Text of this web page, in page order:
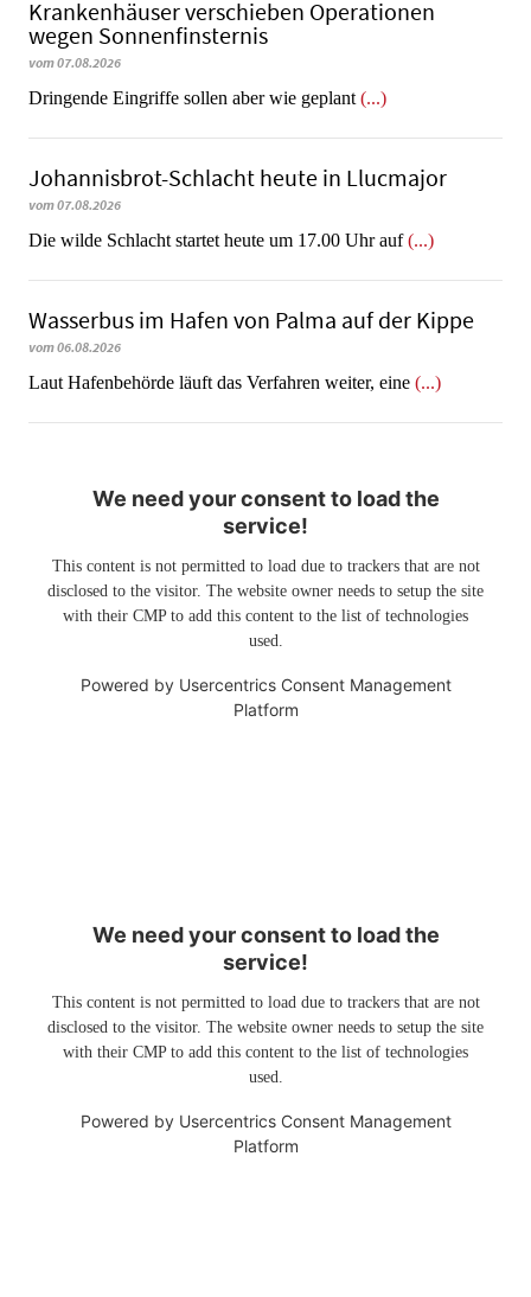
Krankenhäuser verschieben Operationen
wegen Sonnenfinsternis
vom 07.08.2026
Dringende Eingriffe sollen aber wie geplant (...)
Johannisbrot-Schlacht heute in Llucmajor
vom 07.08.2026
Die wilde Schlacht startet heute um 17.00 Uhr auf(...)
Wasserbus im Hafen von Palma auf der Kippe
vom 06.08.2026
Laut Hafenbehörde läuft das Verfahren weiter, eine (...)
We need your consent to load the
service!
This content is not permitted to load due to trackers that are not
disclosed to the visitor. The website owner needs to setup the site
with their CMP to add this content to the list of technologies
used.
Powered by Usercentrics Consent Management
Platform
We need your consent to load the
service!
This content is not permitted to load due to trackers that are not
disclosed to the visitor. The website owner needs to setup the site
with their CMP to add this content to the list of technologies
used.
Powered by Usercentrics Consent Management
Platform